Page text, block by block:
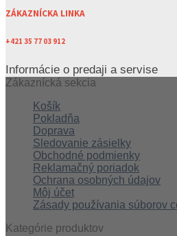
ZÁKAZNÍCKA LINKA
+421 35 77 03 912
Informácie o predaji a servise
Zákaznícká sekcia
Košík
Pokladňa
Doprava
Sledovanie zásielky
Obchodné podmienky
Reklamačný poriadok
Ochrana osobných údajov
Môj účet
Zásady používania súborov
Kategórie produktov